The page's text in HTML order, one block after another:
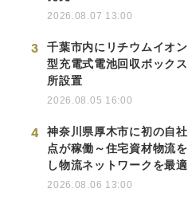
2026.08.07 13:00
3
千葉市内にリチウムイオ
型充電式電池回収ボック
所設置
2026.08.05 16:00
4
神奈川県厚木市に初の自
点が稼働～住宅資材物流
し物流ネットワークを最
2026.08.06 13:00